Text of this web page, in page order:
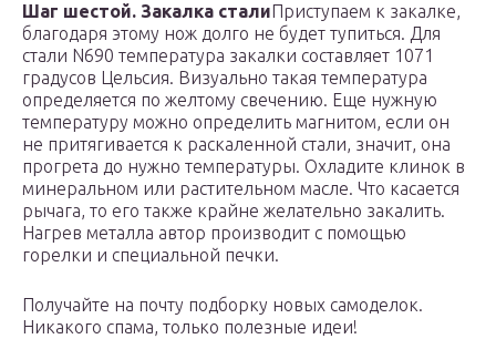
Шаг шестой. Закалка сталиПриступаем к закалке,
благодаря этому нож долго не будет тупиться. Для
стали N690 температура закалки составляет 1071
градусов Цельсия. Визуально такая температура
определяется по желтому свечению. Еще нужную
температуру можно определить магнитом, если он
не притягивается к раскаленной стали, значит, она
прогрета до нужно температуры. Охладите клинок в
минеральном или растительном масле. Что касается
рычага, то его также крайне желательно закалить.
Нагрев металла автор производит с помощью
горелки и специальной печки.
Получайте на почту подборку новых самоделок.
Никакого спама, только полезные идеи!